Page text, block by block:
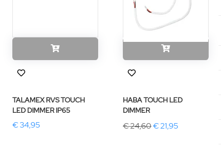
TALAMEX RVS TOUCH
LED DIMMER IP65
€ 34,95
HABA TOUCH LED
DIMMER
€ 24,60€ 21,95